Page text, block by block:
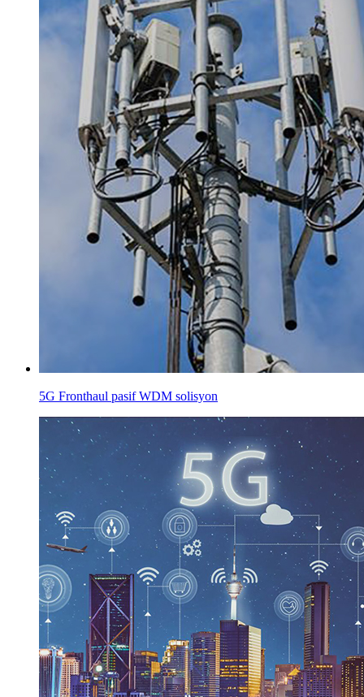
5G Fronthaul pasif WDM solisyon